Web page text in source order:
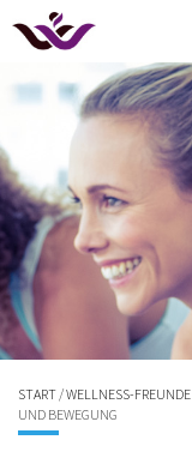
START/WELLNESS-FREUNDE
UND BEWEGUNG